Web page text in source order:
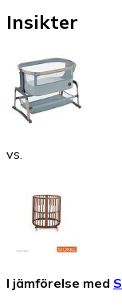
Insikter
vs.
I jämförelse med